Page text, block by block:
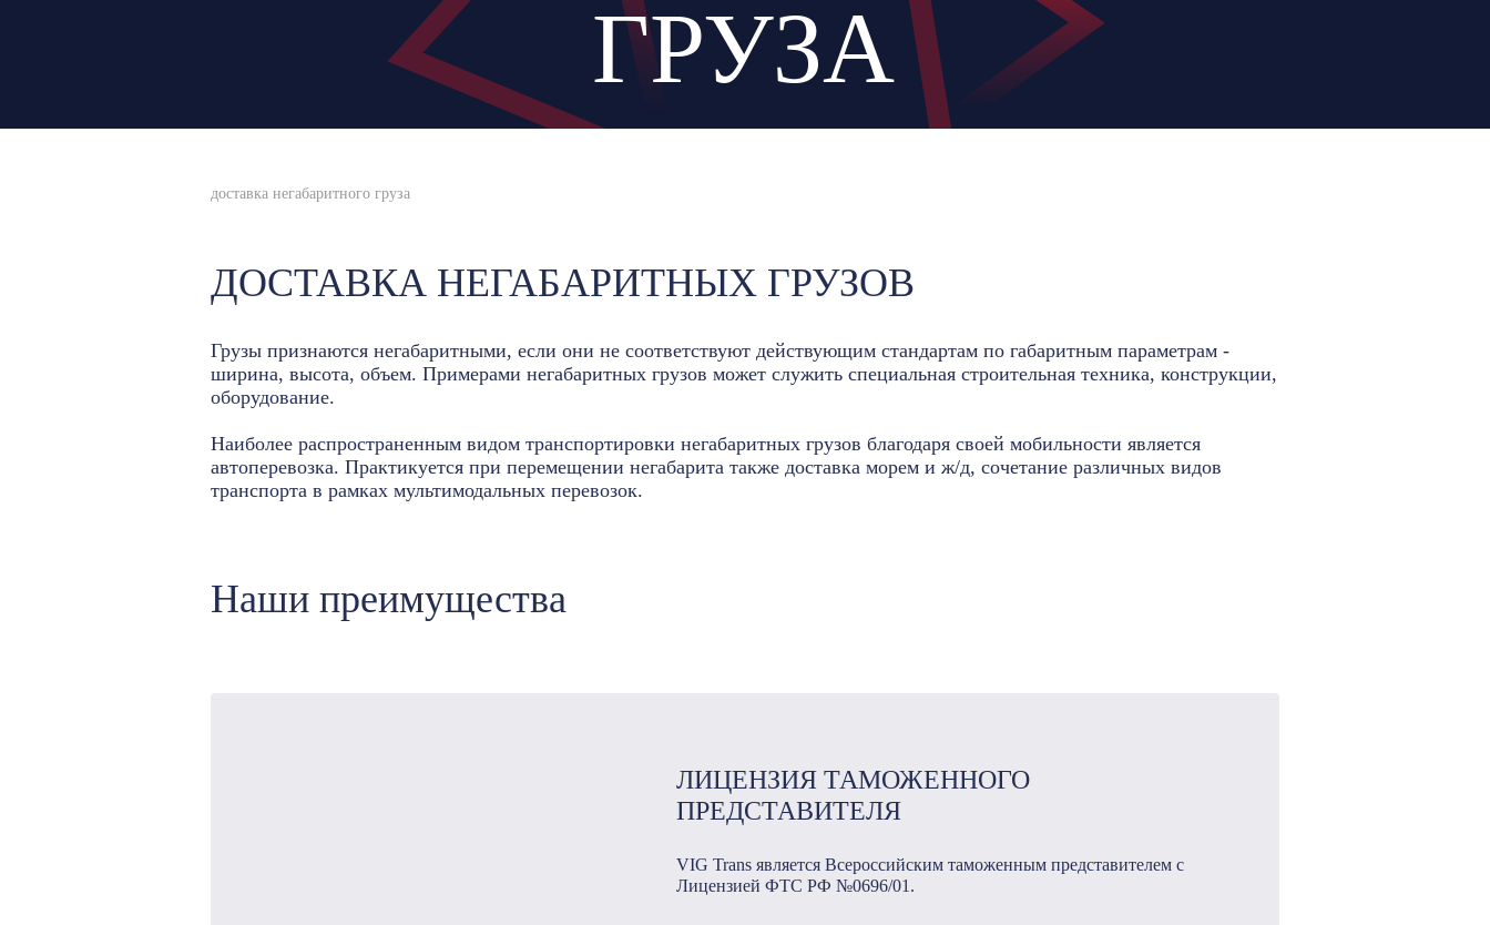
ГРУЗА
доставка негабаритного груза
ДОСТАВКА НЕГАБАРИТНЫХ ГРУЗОВ
Грузы признаются негабаритными, если они не соответствуют действующим стандартам по габаритным параметрам -
ширина, высота, объем. Примерами негабаритных грузов может служить специальная строительная техника, конструкции,
оборудование.
Наиболее распространенным видом транспортировки негабаритных грузов благодаря своей мобильности является
автоперевозка. Практикуется при перемещении негабарита также доставка морем и ж/д, сочетание различных видов
транспорта в рамках мультимодальных перевозок.
Наши преимущества
ЛИЦЕНЗИЯ ТАМОЖЕННОГО
ПРЕДСТАВИТЕЛЯ
VIG Trans является Всероссийским таможенным представителем с
Лицензией ФТС РФ №0696/01.